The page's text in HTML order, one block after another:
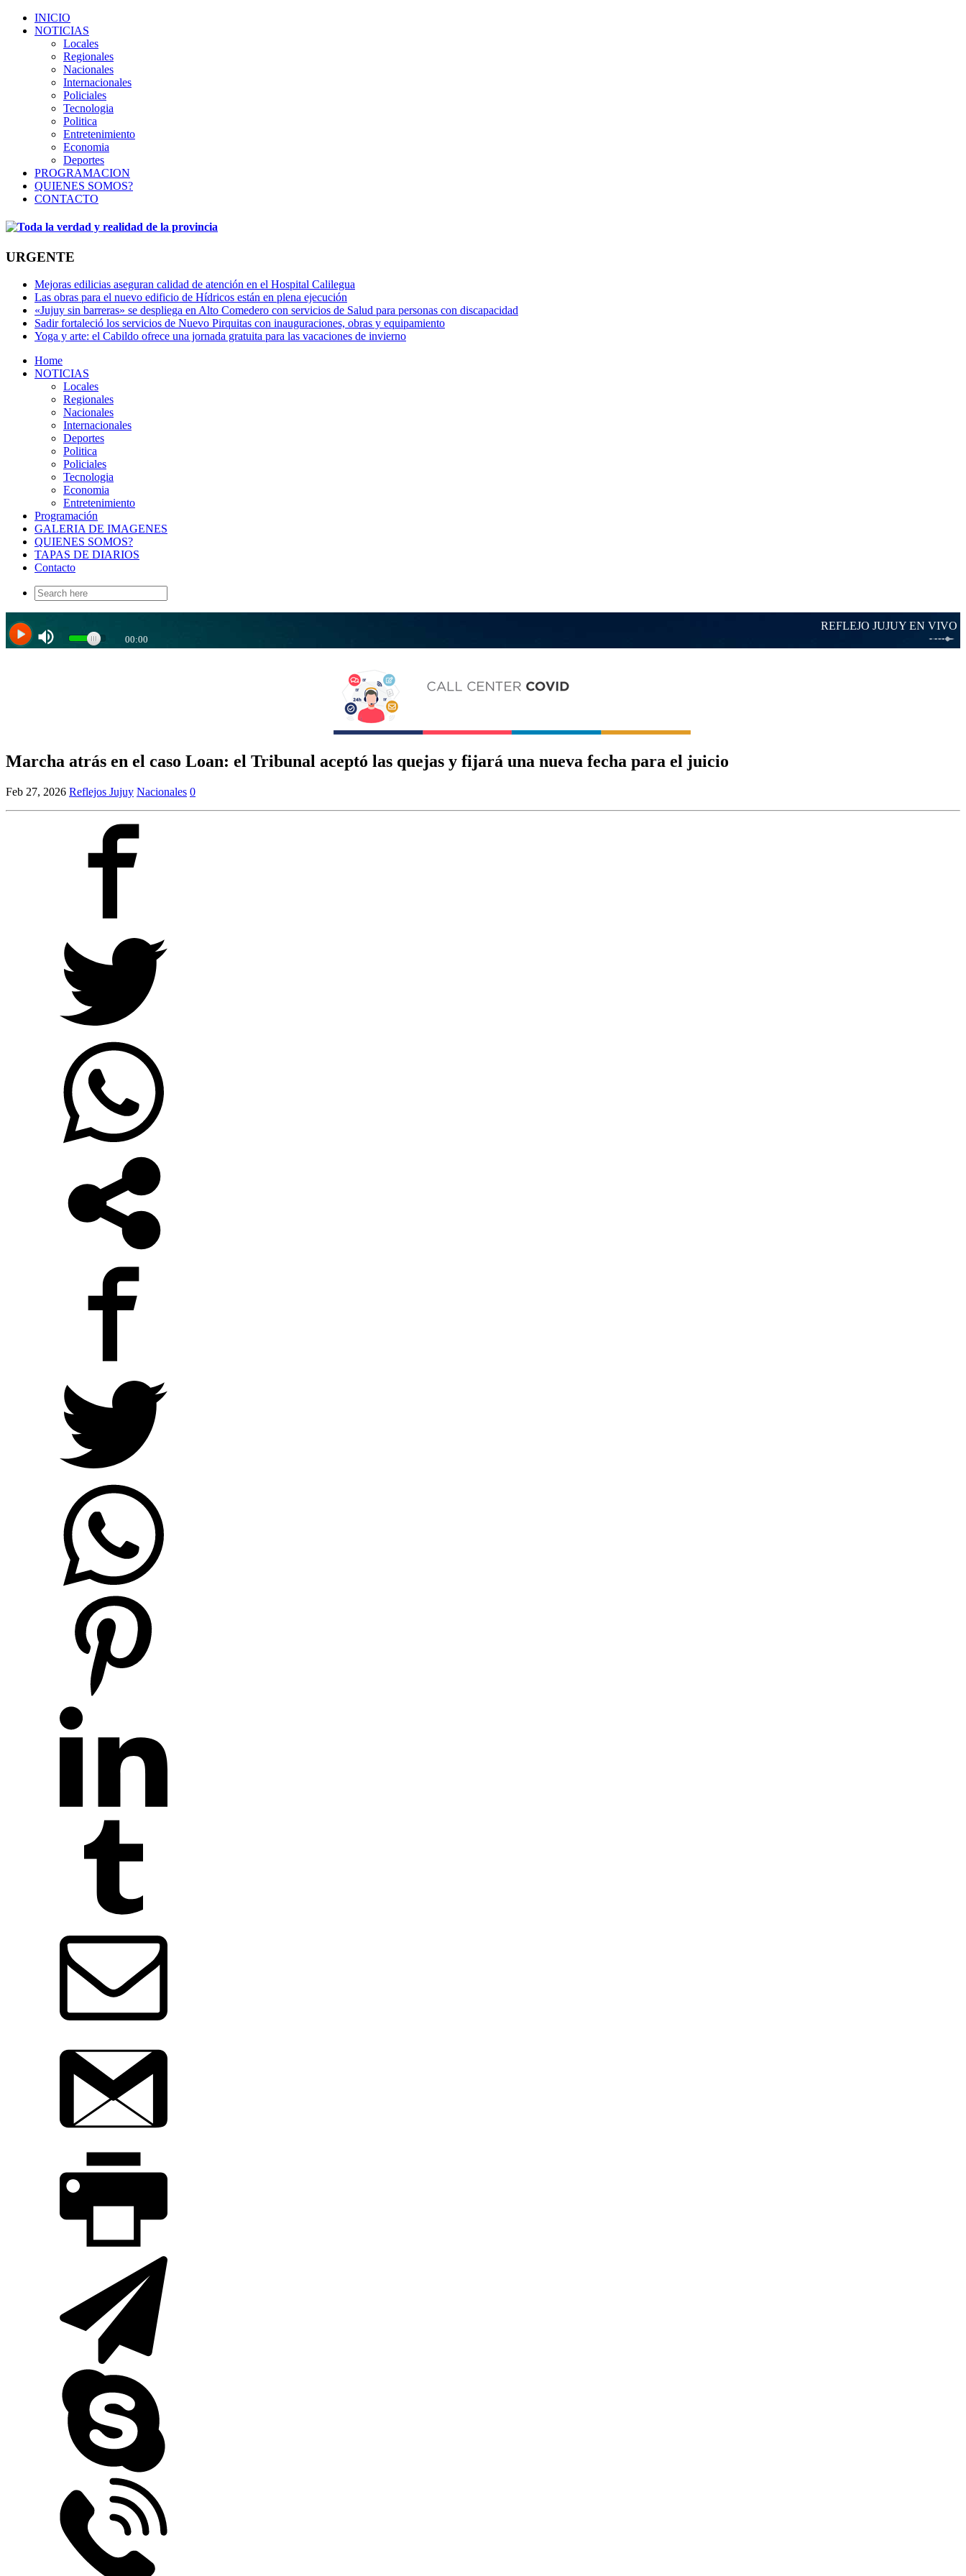
INICIO
NOTICIAS
Locales
Regionales
Nacionales
Internacionales
Policiales
Tecnologia
Politica
Entretenimiento
Economia
Deportes
PROGRAMACION
QUIENES SOMOS?
CONTACTO
URGENTE
Mejoras edilicias aseguran calidad de atención en el Hospital Calilegua
Las obras para el nuevo edificio de Hídricos están en plena ejecución
«Jujuy sin barreras» se despliega en Alto Comedero con servicios de Salud para personas con discapacidad
Sadir fortaleció los servicios de Nuevo Pirquitas con inauguraciones, obras y equipamiento
Yoga y arte: el Cabildo ofrece una jornada gratuita para las vacaciones de invierno
Home
NOTICIAS
Locales
Regionales
Nacionales
Internacionales
Deportes
Politica
Policiales
Tecnologia
Economia
Entretenimiento
Programación
GALERIA DE IMAGENES
QUIENES SOMOS?
TAPAS DE DIARIOS
Contacto
Search
for:
Marcha atrás en el caso Loan: el Tribunal aceptó las quejas y fijará una nueva fecha para el juicio
Feb 27, 2026 Reflejos Jujuy Nacionales 0